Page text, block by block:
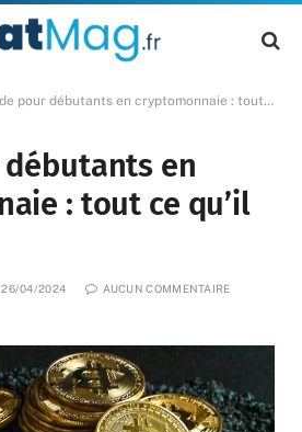
pour débutants en cryptomonnaie : tout ce qu’il faut savoir
en
: tout ce qu’il
26/04/2024
AUCUN COMMENTAIRE